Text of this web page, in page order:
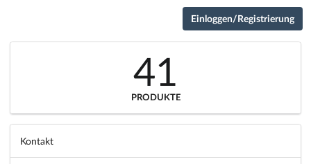
Einloggen/Registrierung
41
PRODUKTE
Kontakt